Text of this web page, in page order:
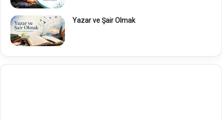
Yazar ve Şair Olmak